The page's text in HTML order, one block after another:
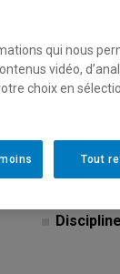
Horaire -
Discipline
qui nous
vidéo,
choix en
Tout